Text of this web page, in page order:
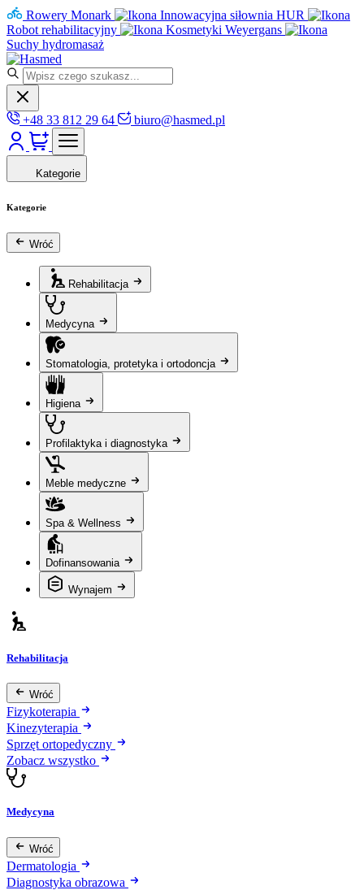
Rowery Monark
Innowacyjna siłownia HUR
Robot rehabilitacyjny
Kosmetyki Weyergans
Suchy hydromasaż
+48 33 812 29 64 biuro@hasmed.pl
Kategorie
Kategorie
Wróć
Rehabilitacja
Medycyna
Stomatologia, protetyka i ortodoncja
Higiena
Profilaktyka i diagnostyka
Meble medyczne
Spa & Wellness
Dofinansowania
Wynajem
Rehabilitacja
Wróć
Fizykoterapia
Kinezyterapia
Sprzęt ortopedyczny
Zobacz wszystko
Medycyna
Wróć
Dermatologia
Diagnostyka obrazowa